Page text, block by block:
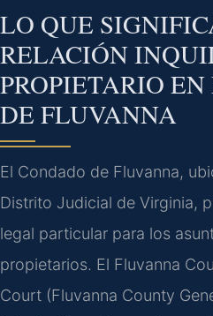
LO QUE
RELACIÓN
PROPIETARIO
DE FLUVANNA
El Condado de Fluvanna,
Distrito Judicial de Virginia,
legal particular para los
propietarios. El Fluvanna
Court (Fluvanna County